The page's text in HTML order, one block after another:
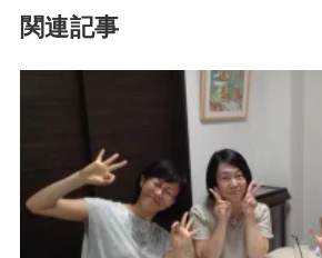
関連記事